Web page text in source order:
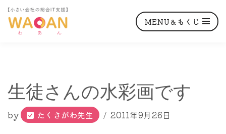
ン
テ
ン
MENU＆もくじ
生徒さんの水彩画です
by たくさがわ先生 2011年9月26日